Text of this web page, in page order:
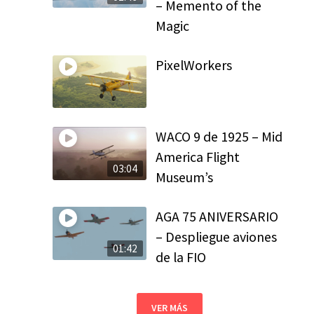
– Memento of the
Magic
PixelWorkers
03:04
WACO 9 de 1925 – Mid
America Flight
Museum’s
01:42
AGA 75 ANIVERSARIO
– Despliegue aviones
de la FIO
VER MÁS